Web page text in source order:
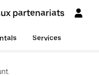
partenariats
Services